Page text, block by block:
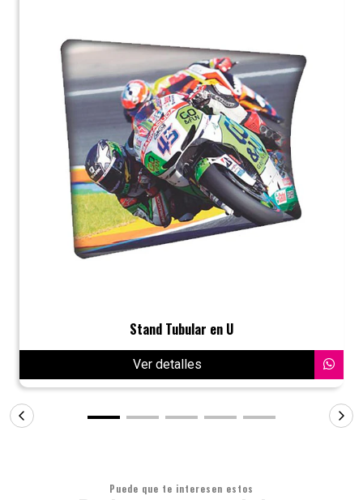
Stand Tubular en U
Ver detalles
Puede que te interesen estos